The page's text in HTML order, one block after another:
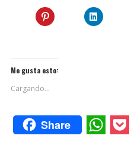
Me gusta esto:
Cargando...
Share